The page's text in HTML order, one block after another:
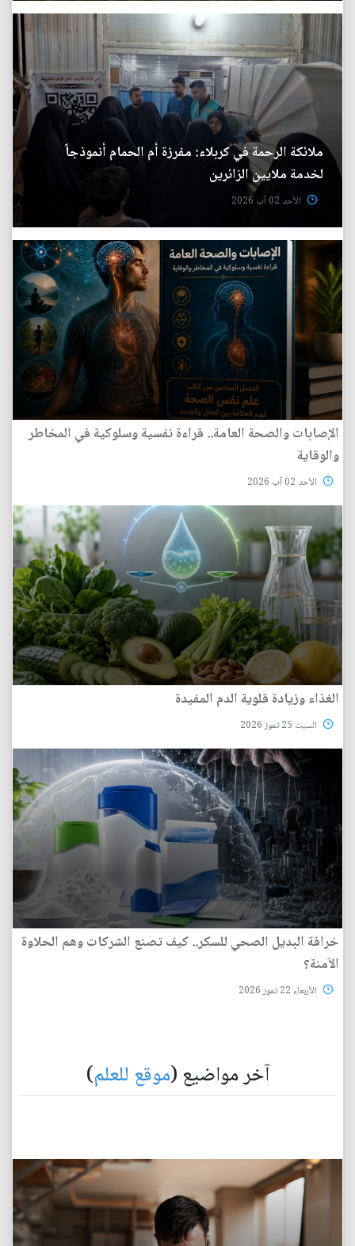
ملائكة الرحمة في كربلاء: مفرزة أم الحمام أنموذجاً
لخدمة ملايين الزائرين
الأحد 02 آب 2026
الإصابات والصحة العامة.. قراءة نفسية وسلوكية في المخاطر
والوقاية
الأحد 02 آب 2026
الغذاء وزيادة قلوية الدم المفيدة
السبت 25 تموز 2026
خرافة البديل الصحي للسكر.. كيف تصنع الشركات وهم الحلاوة
الآمنة؟
الأربعاء 22 تموز 2026
آخر مواضيع (موقع للعلم)